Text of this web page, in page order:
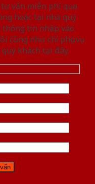
vấn miễn phí qua
hoặc tại nhà quý
thông tin nhập vào
như chỉ phục vụ
khách tại đây.